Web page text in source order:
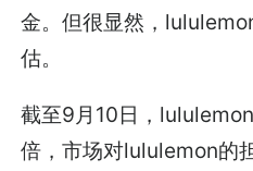
金。但很显然，
估。
截至9月10日，
倍，市场对lululemon的